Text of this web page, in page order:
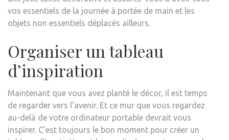
vos essentiels de la journée à portée de main et les
objets non essentiels déplacés ailleurs.
Organiser un tableau
d’inspiration
Maintenant que vous avez planté le décor, il est temps
de regarder vers l’avenir. Et ce mur que vous regardez
au-delà de votre ordinateur portable devrait vous
inspirer. C’est toujours le bon moment pour créer un